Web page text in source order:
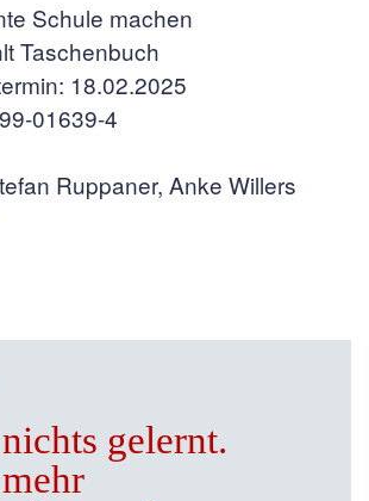
Schule machen
Taschenbuch
18.02.2025
01639-4
Ruppaner, Anke Willers
gelernt.